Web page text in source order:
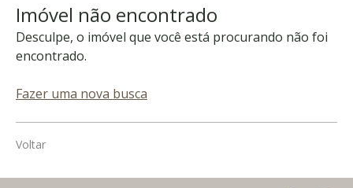
Imóvel não encontrado
Desculpe, o imóvel que você está procurando não foi
encontrado.
Fazer uma nova busca
Voltar